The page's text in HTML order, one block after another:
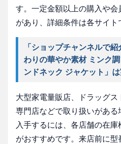
す。一定金額以上の購入や
があり、詳細条件は各サイト
「ショップチャンネルで
わりの華やか素材 ミンク
ンドネック ジャケット」
大型家電量販店、ドラッグス
専門店などで取り扱いがあ
入手するには、各店舗の在
がおすすめです。来店前に